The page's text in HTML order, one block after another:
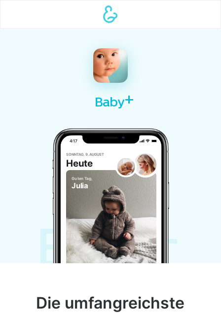
Baby
Baby
4:17
SONNTAG, 9. AUGUST
Heute
Guten Tag,
Julia
Die umfangreichste